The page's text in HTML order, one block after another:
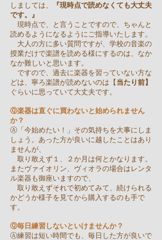
しましては、
『現時点で読めなくても大丈夫
です。』
現時点で、と言うことですので、ちゃんと
読めるようになるようにご指導いたします。
大人の方に多い質問ですが、学校の音楽の
授業だけで楽譜を読める様にするのは、なか
なか難しいと思います。
ですので、過去に楽器を習っていない方な
どは、寧ろ楽譜が読めないのは【当たり前】
ぐらいに思っていて大丈夫です。
Ⓠ楽器は直ぐに買わないと始められません
か？
Ⓐ「今始めたい！」その気持ちを大事にしま
しょう。あった方が良いに越したことはあり
ませんが、
取り敢えず１、２か月は何とかなります。
またヴァイオリン、ヴィオラの場合はレンタ
ル楽器も御座いますので、
取り敢えずそれで初めてみて、続けられる
かどうか様子を見てから購入するのも手で
す。
Ⓠ毎日練習しないといけませんか？
Ⓐ練習は短い時間でも、毎日した方が良いで